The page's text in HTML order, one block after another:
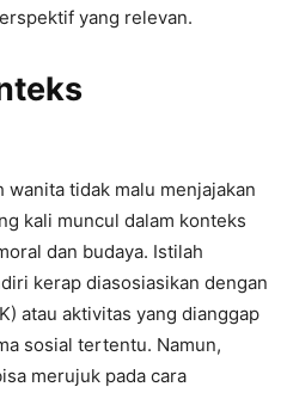
yang relevan.
wanita tidak malu menjajakan
kali muncul dalam konteks
dan budaya. Istilah
kerap diasosiasikan dengan
atau aktivitas yang dianggap
sosial tertentu. Namun,
merujuk pada cara